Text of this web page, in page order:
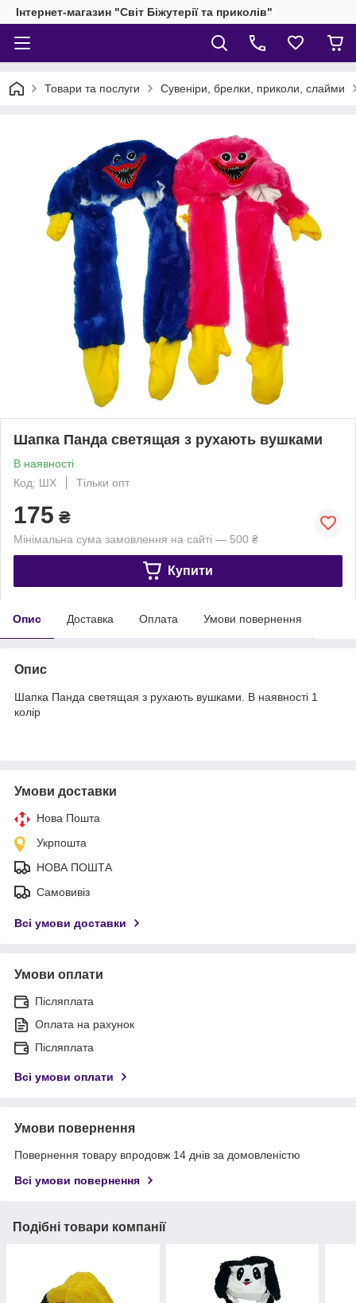
Інтернет-магазин "Світ Біжутерії та приколів"
Товари та послуги Сувеніри, брелки, приколи, слайми
Шапка Панда светящая з рухають вушками
В наявності
Код: ШХ
Тільки опт
175 ₴
Мінімальна сума замовлення на сайті — 500 ₴
Купити
Опис Доставка Оплата Умови повернення
Опис
Шапка Панда светящая з рухають вушками. В наявності 1
колір
Умови доставки
Нова Пошта
Укрпошта
НОВА ПОШТА
Самовивіз
Всі умови доставки
Умови оплати
Післяплата
Оплата на рахунок
Післяплата
Всі умови оплати
Умови повернення
Повернення товару впродовж 14 днів за домовленістю
Всі умови повернення
Подібні товари компанії